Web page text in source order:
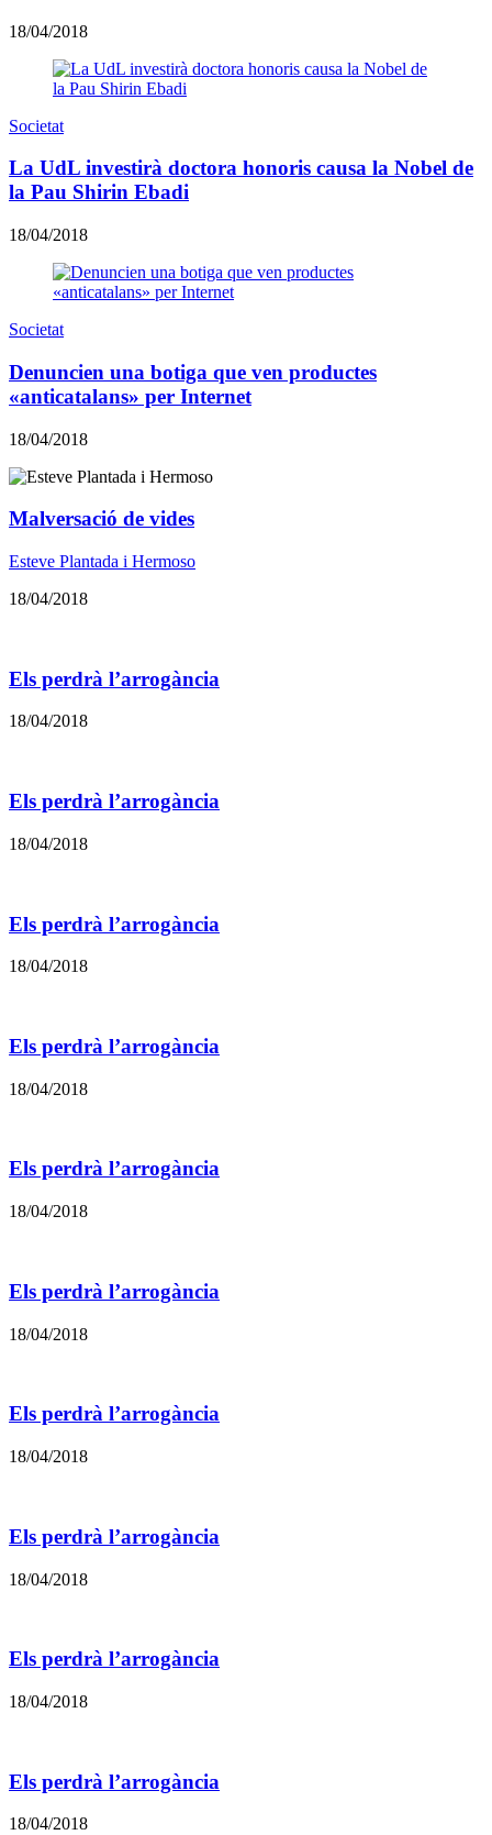
18/04/2018
Societat
La UdL investirà doctora honoris causa la Nobel de
la Pau Shirin Ebadi
18/04/2018
Societat
Denuncien una botiga que ven productes
«anticatalans» per Internet
18/04/2018
Malversació de vides
Esteve Plantada i Hermoso
18/04/2018
Els perdrà l’arrogància
18/04/2018
Els perdrà l’arrogància
18/04/2018
Els perdrà l’arrogància
18/04/2018
Els perdrà l’arrogància
18/04/2018
Els perdrà l’arrogància
18/04/2018
Els perdrà l’arrogància
18/04/2018
Els perdrà l’arrogància
18/04/2018
Els perdrà l’arrogància
18/04/2018
Els perdrà l’arrogància
18/04/2018
Els perdrà l’arrogància
18/04/2018